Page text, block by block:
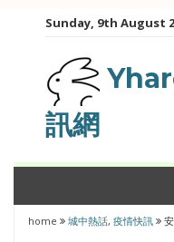
Sunday, 9th August
訊網
home 城中熱話, 疫情快訊